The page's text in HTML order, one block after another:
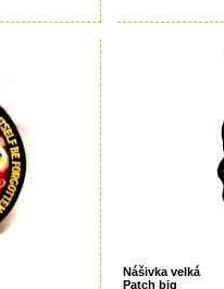
Nášivka velká
Patch big